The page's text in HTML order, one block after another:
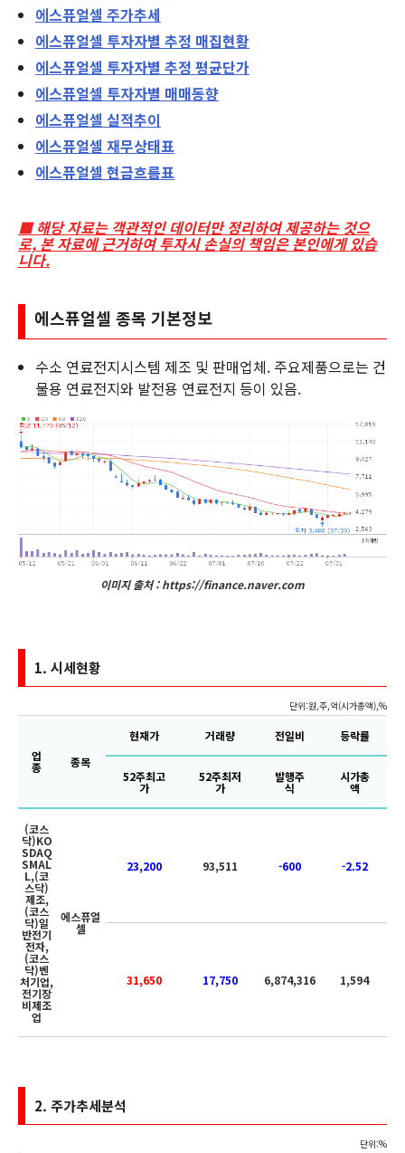
에스퓨얼셀 주가추세
에스퓨얼셀 투자자별 추정 매집현황
에스퓨얼셀 투자자별 추정 평균단가
에스퓨얼셀 투자자별 매매동향
에스퓨얼셀 실적추이
에스퓨얼셀 재무상태표
에스퓨얼셀 현금흐름표
■ 해당 자료는 객관적인 데이터만 정리하여 제공하는 것으
로, 본 자료에 근거하여 투자시 손실의 책임은 본인에게 있습
니다.
에스퓨얼셀 종목 기본정보
수소 연료전지시스템 제조 및 판매업체. 주요제품으로는 건
물용 연료전지와 발전용 연료전지 등이 있음.
이미지 출처 : https://finance.naver.com
1. 시세현황
단위:원,주,억(시가총액),%
업
종 종목
현재가 거래량 전일비 등락률
52주최고
가
52주최저
가
발행주
식
시가총
액
(코스
닥)KO
SDAQ
SMAL
L,(코
스닥)
제조,
(코스
닥)일
반전기
전자,
(코스
닥)벤
처기업,
전기장
비제조
업
에스퓨얼
셀
23,200 93,511 -600 -2.52
31,650 17,750 6,874,316 1,594
2. 주가추세분석
단위:%